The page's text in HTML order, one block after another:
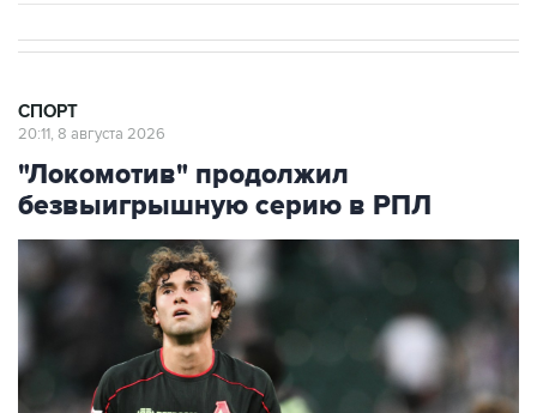
СПОРТ
20:11, 8 августа 2026
"Локомотив" продолжил
безвыигрышную серию в РПЛ